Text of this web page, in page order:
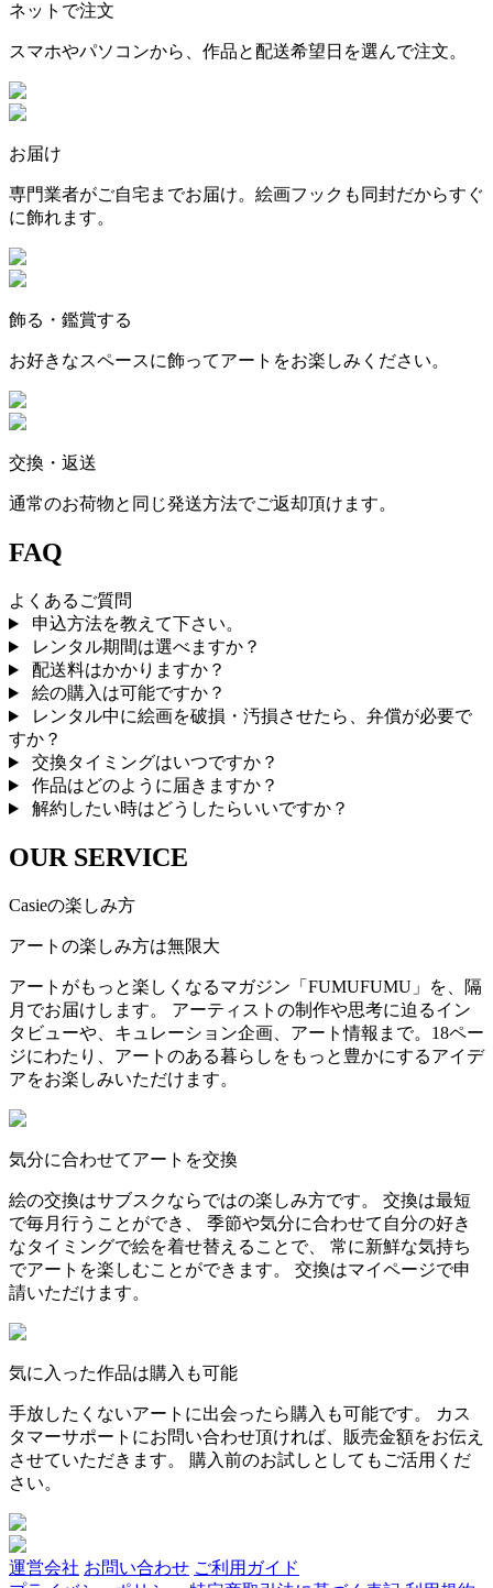
ネットで注文
スマホやパソコンから、作品と配送希望日を選んで注文。
お届け
専門業者がご自宅までお届け。絵画フックも同封だからすぐ
に飾れます。
飾る・鑑賞する
お好きなスペースに飾ってアートをお楽しみください。
交換・返送
通常のお荷物と同じ発送方法でご返却頂けます。
FAQ
よくあるご質問
申込方法を教えて下さい。
レンタル期間は選べますか？
配送料はかかりますか？
絵の購入は可能ですか？
レンタル中に絵画を破損・汚損させたら、弁償が必要で
すか？
交換タイミングはいつですか？
作品はどのように届きますか？
解約したい時はどうしたらいいですか？
OUR SERVICE
Casieの楽しみ方
アートの楽しみ方は無限大
アートがもっと楽しくなるマガジン「FUMUFUMU」を、隔
月でお届けします。 アーティストの制作や思考に迫るイン
タビューや、キュレーション企画、アート情報まで。18ペー
ジにわたり、アートのある暮らしをもっと豊かにするアイデ
アをお楽しみいただけます。
気分に合わせてアートを交換
絵の交換はサブスクならではの楽しみ方です。 交換は最短
で毎月行うことができ、 季節や気分に合わせて自分の好き
なタイミングで絵を着せ替えることで、 常に新鮮な気持ち
でアートを楽しむことができます。 交換はマイページで申
請いただけます。
気に入った作品は購入も可能
手放したくないアートに出会ったら購入も可能です。 カス
タマーサポートにお問い合わせ頂ければ、販売金額をお伝え
させていただきます。 購入前のお試しとしてもご活用くだ
さい。
運営会社 お問い合わせ ご利用ガイド